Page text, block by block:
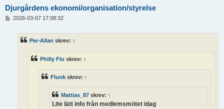
Djurgårdens ekonomi/organisation/styrelse
2026-03-07 17:08:32
Per-Allan skrev: ↑
Philly Flu skrev: ↑
Flunk skrev: ↑
Mattias_87 skrev: ↑
Lite lätt info från medlemsmötet idag